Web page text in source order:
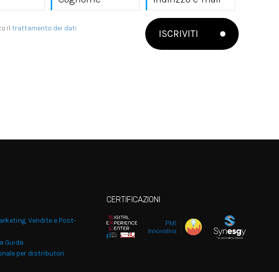
il trattamento dei dati ISCRIVITI
Vendite e Post-
Guida
per distributori
CERTIFICAZIONI